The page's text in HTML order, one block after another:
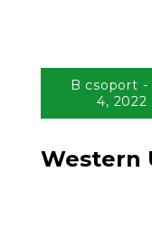
B csoport
4, 2022
Western